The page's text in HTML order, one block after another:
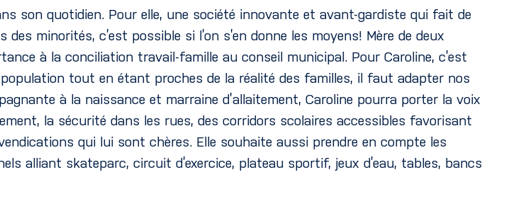
son quotidien. Pour elle, une société innovante et avant-gardiste qui fait de
minorités, c’est possible si l’on s’en donne les moyens! Mère de deux
à la conciliation travail-famille au conseil municipal. Pour Caroline, c’est
tout en étant proches de la réalité des familles, il faut adapter nos
à la naissance et marraine d’allaitement, Caroline pourra porter la voix
la sécurité dans les rues, des corridors scolaires accessibles favorisant
qui lui sont chères. Elle souhaite aussi prendre en compte les
alliant skateparc, circuit d’exercice, plateau sportif, jeux d’eau, tables, bancs